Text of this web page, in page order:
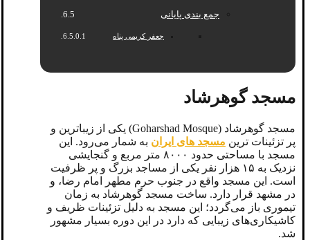
جمع بندی پایانی
جعفر کریمی پناه
مسجد گوهرشاد
مسجد گوهرشاد (Goharshad Mosque) یکی از زیبا‌ترین و
پر تزئینات ‌ترین مسجد‌ های ایران به شمار می‌رود. این
مسجد با مساحتی حدود ۸۰۰۰ متر مربع و گنجایشی
نزدیک به ۱۵ هزار نفر یکی از مساجد بزرگ و پر ظرفیت
است. این مسجد واقع در جنوب حرم مطهر امام رضا، و
در مشهد قرار دارد. ساخت مسجد گوهرشاد به زمان
تیموری باز می‌گردد؛ این مسجد به دلیل تزئینات ظریف و
کاشیکاری‌های زیبایی که دارد در این دوره بسیار مشهور
شد.